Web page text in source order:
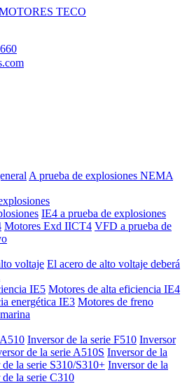
A prueba de explosiones NEMA
IE4 a prueba de explosiones
Motores Exd IICT4 VFD a prueba de
voltaje El acero de alto voltaje deberá
IE5 Motores de alta eficiencia IE4
energética IE3 Motores de freno
Inversor de la serie F510 Inversor
de la serie A510S Inversor de la
la serie S310/S310+ Inversor de la
la serie C310